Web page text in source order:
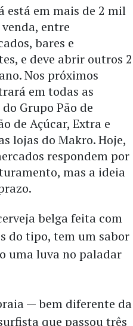
está em mais de 2 mil
entre
bares e
e deve abrir outros 2
Nos próximos
em todas as
Grupo Pão de
de Açúcar, Extra e
lojas do Makro. Hoje,
respondem por
mas a ideia
belga feita com
do tipo, tem um sabor
uma luva no paladar
— bem diferente da
que passou três